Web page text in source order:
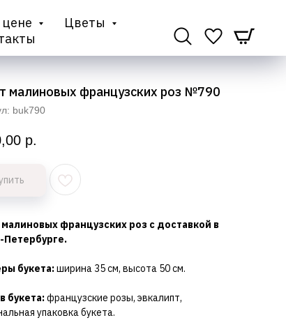
Цветы
малиновых французских роз №790
buk790
р.
малиновых французских роз с доставкой в
Петербурге.
букета:ширина 35 см, высота 50 см.
букета:французские розы, эвкалипт,
упаковка букета.